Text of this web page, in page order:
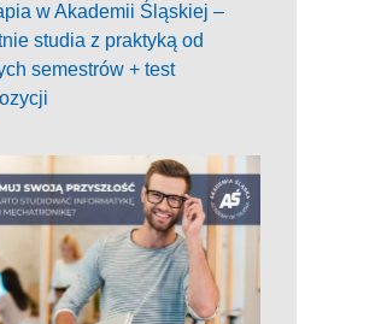
w Akademii Śląskiej –
studia z praktyką od
semestrów + test